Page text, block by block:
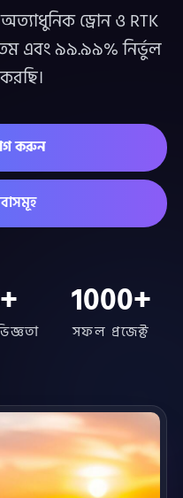
ড্রোন ও RTK
এবং ৯৯.৯৯% নির্ভুল
করুন
1000+
সফল প্রজেক্ট